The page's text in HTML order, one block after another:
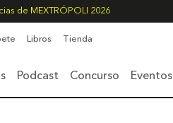
de MEXTRÓPOLI 2026
Libros Tienda
Podcast Concurso Eventos